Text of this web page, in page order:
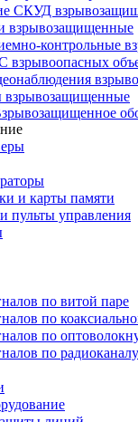
СКУД
взрывозащищенные
контрольные
и карты памяти
пульты управления
по витой паре
по
по
по радиоканалу